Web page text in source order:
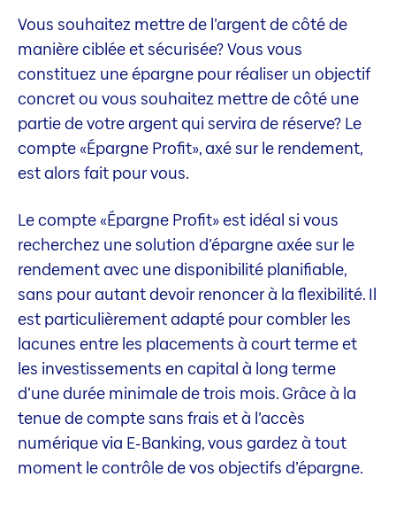
Vous souhaitez mettre de l’argent de côté de
manière ciblée et sécurisée? Vous vous
constituez une épargne pour réaliser un objectif
concret ou vous souhaitez mettre de côté une
partie de votre argent qui servira de réserve? Le
compte «Épargne Profit», axé sur le rendement,
est alors fait pour vous.
Le compte «Épargne Profit» est idéal si vous
recherchez une solution d’épargne axée sur le
rendement avec une disponibilité planifiable,
sans pour autant devoir renoncer à la flexibilité. Il
est particulièrement adapté pour combler les
lacunes entre les placements à court terme et
les investissements en capital à long terme
d’une durée minimale de trois mois. Grâce à la
tenue de compte sans frais et à l’accès
numérique via E-Banking, vous gardez à tout
moment le contrôle de vos objectifs d’épargne.